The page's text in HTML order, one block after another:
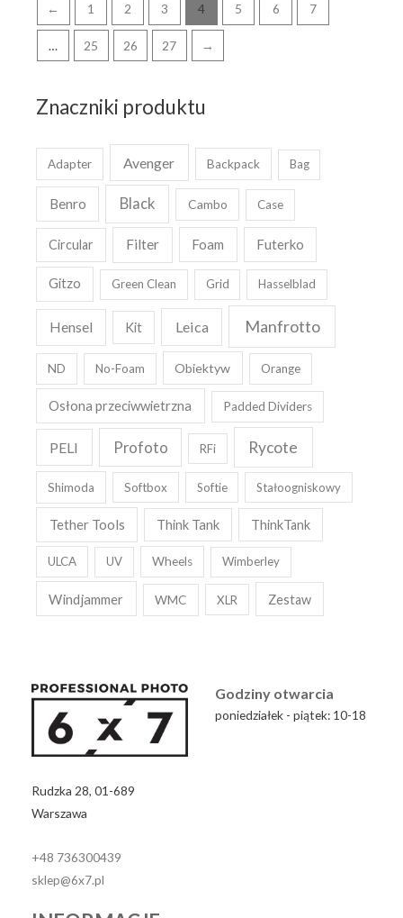
Znaczniki produktu
Adapter Avenger Backpack Bag
Benro Black Cambo Case
Circular Filter Foam Futerko
Gitzo Green Clean Grid Hasselblad
Hensel Kit Leica Manfrotto
ND No-Foam Obiektyw Orange
Osłona przeciwwietrzna Padded Dividers
PELI Profoto RFi Rycote
Shimoda Softbox Softie Stałoogniskowy
Tether Tools Think Tank ThinkTank
ULCA UV Wheels Wimberley
Windjammer WMC XLR Zestaw
← 1 2 3 4 5 6 7
… 25 26 27 →
Rudzka 28, 01-689
Warszawa
+48 736300439
sklep@6x7.pl
Godziny otwarcia
poniedziałek - piątek: 10-18